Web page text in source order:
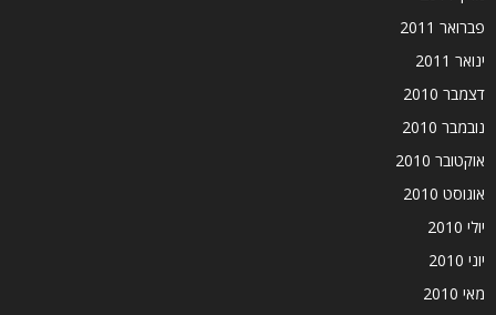
פברואר 2011
ינואר 2011
דצמבר 2010
נובמבר 2010
אוקטובר 2010
אוגוסט 2010
יולי 2010
יוני 2010
מאי 2010